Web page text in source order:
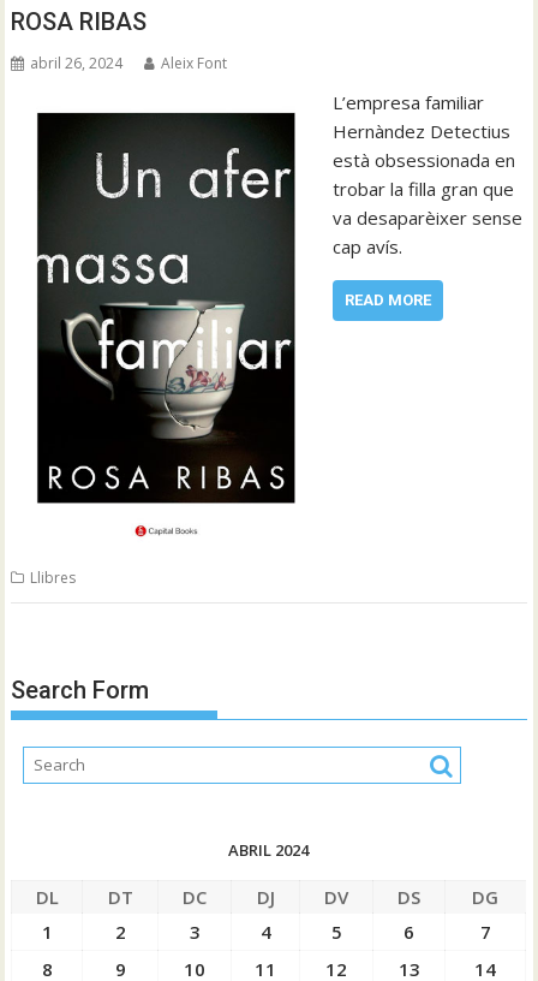
ROSA RIBAS
abril 26, 2024 Aleix Font
L’empresa familiar
Hernàndez Detectius
està obsessionada en
trobar la filla gran que
va desaparèixer sense
cap avís.
READ MORE
Llibres
Search Form
ABRIL 2024
DL DT DC DJ DV DS
DG
1
2 3 4 5 6
7
8
9 10 11 12 13
14